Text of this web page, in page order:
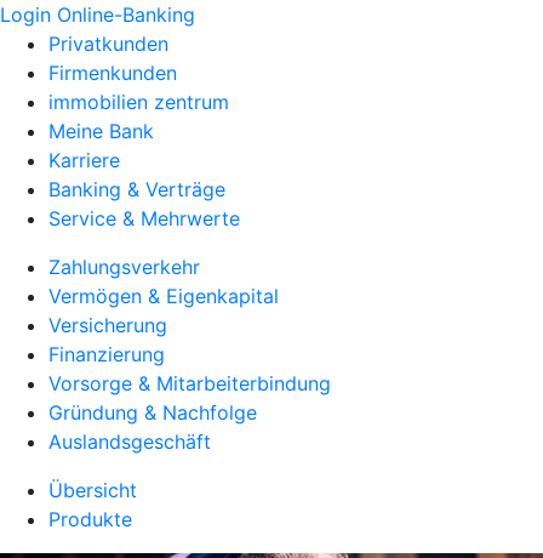
Login Online-Banking
Privatkunden
Firmenkunden
immobilien zentrum
Meine Bank
Karriere
Banking & Verträge
Service & Mehrwerte
Zahlungsverkehr
Vermögen & Eigenkapital
Versicherung
Finanzierung
Vorsorge & Mitarbeiterbindung
Gründung & Nachfolge
Auslandsgeschäft
Übersicht
Produkte